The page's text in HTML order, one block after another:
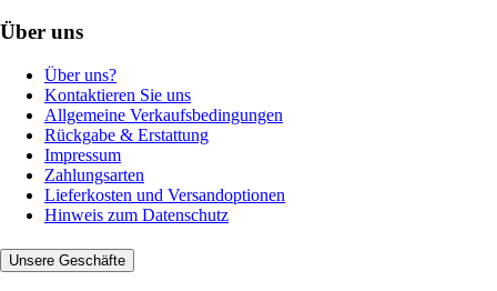
Über uns
Über uns?
Kontaktieren Sie uns
Allgemeine Verkaufsbedingungen
Rückgabe & Erstattung
Impressum
Zahlungsarten
Lieferkosten und Versandoptionen
Hinweis zum Datenschutz
Unsere Geschäfte